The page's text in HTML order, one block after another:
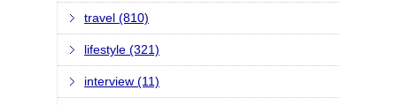
travel (810)
lifestyle (321)
interview (11)